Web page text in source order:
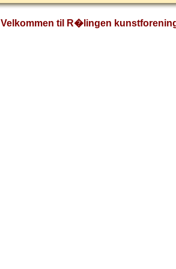
Velkommen til R�lingen